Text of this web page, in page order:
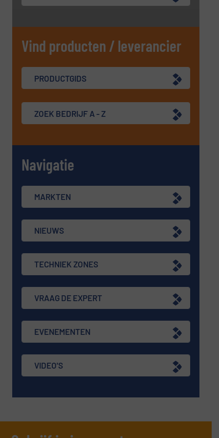
Vind producten / leverancier
PRODUCTGIDS
ZOEK BEDRIJF A - Z
Navigatie
MARKTEN
NIEUWS
TECHNIEK ZONES
VRAAG DE EXPERT
EVENEMENTEN
VIDEO'S